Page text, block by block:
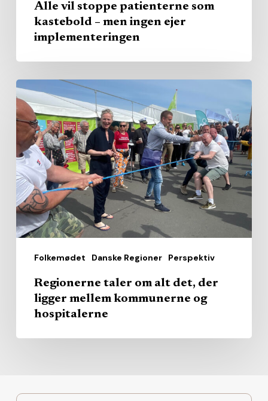
Alle vil stoppe patienterne som
kastebold – men ingen ejer
implementeringen
Folkemødet Danske Regioner Perspektiv
Regionerne
taler
om
alt
det,
der
ligger
mellem
kommunerne
hospitalerne
Regionerne taler om alt det, der
ligger mellem kommunerne og
hospitalerne